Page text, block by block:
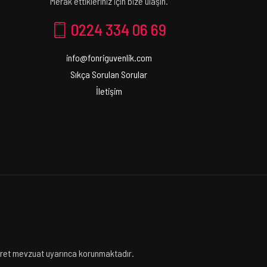
0224 334 06 69
info@fonriguvenlik.com
Sıkça Sorulan Sorular
İletişim
mevzuat uyarınca korunmaktadır.